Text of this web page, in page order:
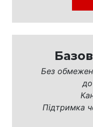
Без
до
Підтримка